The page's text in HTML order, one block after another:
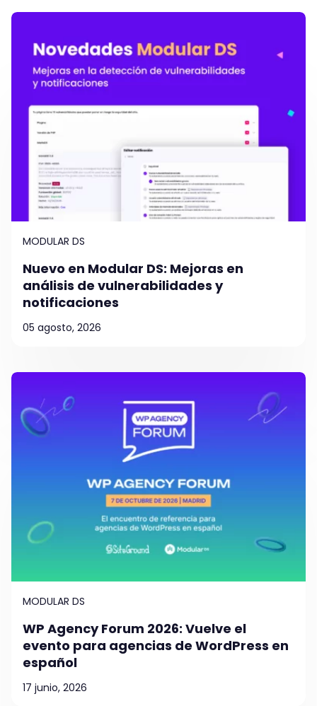
MODULAR DS
Nuevo en Modular DS: Mejoras en
análisis de vulnerabilidades y
notificaciones
05 agosto, 2026
MODULAR DS
WP Agency Forum 2026: Vuelve el
evento para agencias de WordPress en
español
17 junio, 2026